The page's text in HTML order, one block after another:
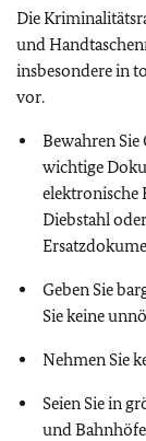
Die
und
insbesondere in
vor.
Bewahren Sie
wichtige
elektronische
Diebstahl
Geben Sie
Sie keine
Nehmen Sie
Seien Sie in
und